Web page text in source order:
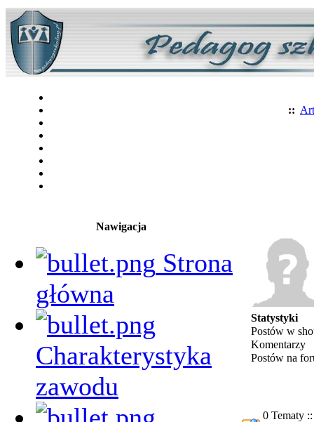
::
Nawigacja
Strona
główna
Charakterystyka
zawodu
Statystyki
Postów w
Komentarzy
Postów na
0 Tematy